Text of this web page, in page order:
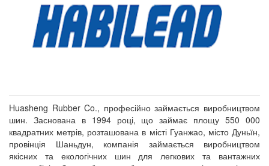
Huasheng Rubber Co., професійно займається виробництвом
шин. Заснована в 1994 році, що займає площу 550 000
квадратних метрів, розташована в місті Гуанжао, місто Дуньїн,
провінція Шаньдун, компанія займається виробництвом
якісних та екологічних шин для легкових та вантажних